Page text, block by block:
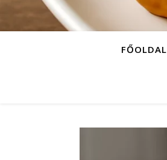
FŐOLDAL